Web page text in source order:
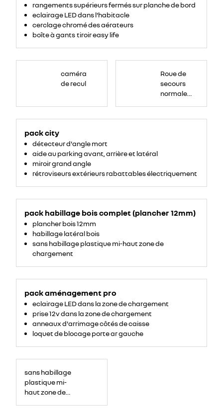
rangements supérieurs fermés sur planche de bord
eclairage LED dans l'habitacle
cerclage chromé des aérateurs
boîte à gants tiroir easy life
caméra
de recul
pack city
détecteur d'angle mort
aide au parking avant, arrière et latéral
miroir grand angle
rétroviseurs extérieurs rabattables électriquement
Roue de
secours
normale
pack habillage bois complet (plancher 12mm)
plancher bois 12mm
habillage latéral bois
sans habillage plastique mi-haut zone de
chargement
pack aménagement pro
eclairage LED dans la zone de chargement
prise 12v dans la zone de chargement
anneaux d'arrimage côtés de caisse
loquet de blocage porte ar gauche
sans habillage
plastique mi-
haut zone de